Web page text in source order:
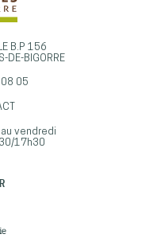
B.P 156
DE-BIGORRE
05
vendredi
17h30